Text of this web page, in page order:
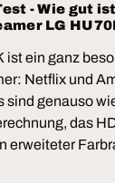
- Wie gut
LG
ist ein ganz
Netflix und
sind genauso
das
erweiteter